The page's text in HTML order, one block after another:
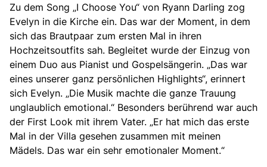
Zu dem Song „I Choose You“ von Ryann Darling zog
Evelyn in die Kirche ein. Das war der Moment, in dem
sich das Brautpaar zum ersten Mal in ihren
Hochzeitsoutfits sah. Begleitet wurde der Einzug von
einem Duo aus Pianist und Gospelsängerin. „Das war
eines unserer ganz persönlichen Highlights“, erinnert
sich Evelyn. „Die Musik machte die ganze Trauung
unglaublich emotional.“ Besonders berührend war auch
der First Look mit ihrem Vater. „Er hat mich das erste
Mal in der Villa gesehen zusammen mit meinen
Mädels. Das war ein sehr emotionaler Moment.“